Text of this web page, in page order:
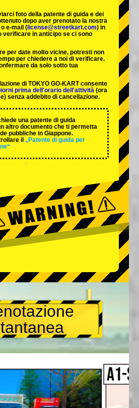
foto della patente di guida e dei
dopo aver prenotato la nostra
e-mail ( license@streetkart.com) in
verificare in anticipo se ci sono
per date molto vicine, potresti non
per chiedere a noi di verificare.
da solo sotto tua
di TOKYO GO-KART consente
prima dell'orario dell'attività (ora
senza addebito di cancellazione.
una patente di guida
altro documento che ti permetta
pubbliche in Giappone.
il „Patente di guida per